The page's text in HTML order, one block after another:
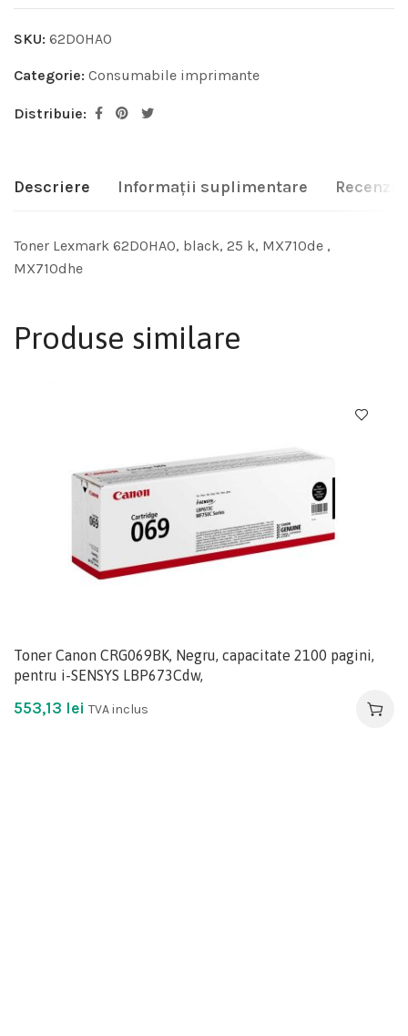
SKU: 62D0HA0
Categorie: Consumabile imprimante
Distribuie:
Descriere Informații suplimentare Recenzii
Toner Lexmark 62D0HA0, black, 25 k, MX710de ,
MX710dhe
Produse similare
Toner Canon CRG069BK, Negru, capacitate 2100 pagini,
pentru i-SENSYS LBP673Cdw,
553,13 lei TVA inclus